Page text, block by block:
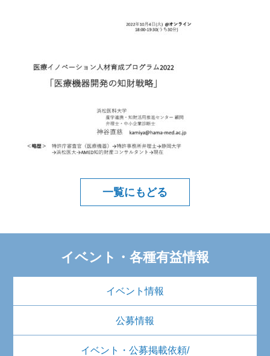
一覧にもどる
イベント・各種有益情報
イベント情報
公募情報
イベント・公募掲載依頼/